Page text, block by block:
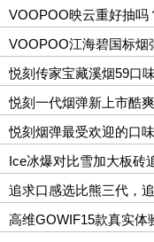
VOOPOO映云重好抽吗
VOOPOO江海碧国标烟
悦刻传家宝藏溪烟59口
悦刻一代烟弹新上市酷
悦刻烟弹最受欢迎的口
Ice冰爆对比雪加大板砖
追求口感选比熊三代，
高维GOWIF15款真实体
榜）